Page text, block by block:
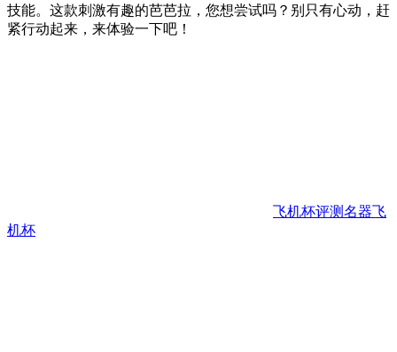
技能。这款刺激有趣的芭芭拉，您想尝试吗？别只有心动，赶
紧行动起来，来体验一下吧！
飞机杯评测名器飞
机杯